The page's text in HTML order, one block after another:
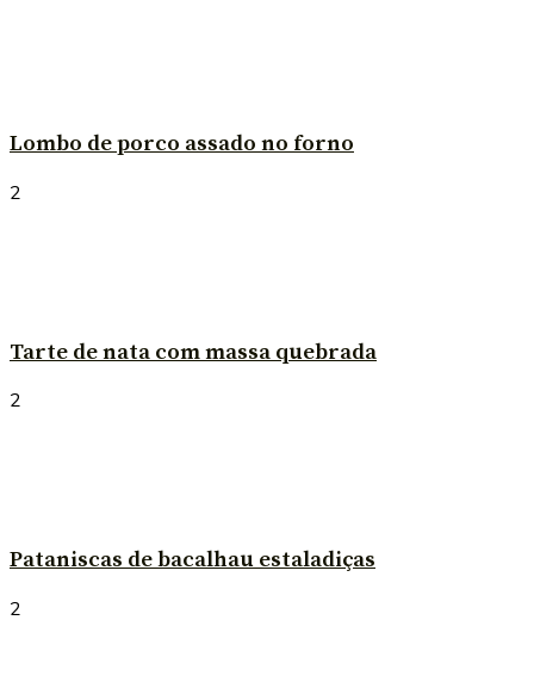
Lombo de porco assado no forno
2
Tarte de nata com massa quebrada
2
Pataniscas de bacalhau estaladiças
2